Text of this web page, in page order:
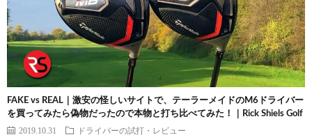
FAKE vs REAL｜激安の怪しいサイトで、テーラーメイドのM6ドライバー
を買ってみたら偽物だったので本物と打ち比べてみた！｜Rick Shiels Golf
2019.10.31 ドライバーの試打・レビュー